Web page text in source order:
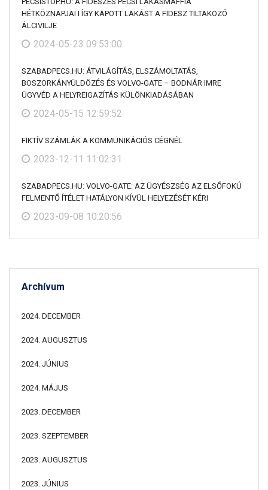
HÉTKÖZNAPJAI I ÍGY KAPOTT LAKÁST A FIDESZ TILTAKOZÓ
ÁLCIVILJE
2024-05-23 09:53:00
SZABADPECS.HU: ÁTVILÁGÍTÁS, ELSZÁMOLTATÁS,
BOSZORKÁNYÜLDÖZÉS ÉS VOLVO-GATE – BODNÁR IMRE
ÜGYVÉD A HELYREIGAZÍTÁS KÜLÖNKIADÁSÁBAN
2024-05-15 12:59:52
FIKTÍV SZÁMLÁK A KOMMUNIKÁCIÓS CÉGNÉL
2023-12-11 11:02:31
SZABADPECS.HU: VOLVO-GATE: AZ ÜGYÉSZSÉG AZ ELSŐFOKÚ
FELMENTŐ ÍTÉLET HATÁLYON KÍVÜL HELYEZÉSÉT KÉRI
2023-09-08 10:20:56
Archívum
2024. DECEMBER
2024. AUGUSZTUS
2024. JÚNIUS
2024. MÁJUS
2023. DECEMBER
2023. SZEPTEMBER
2023. AUGUSZTUS
2023. JÚNIUS